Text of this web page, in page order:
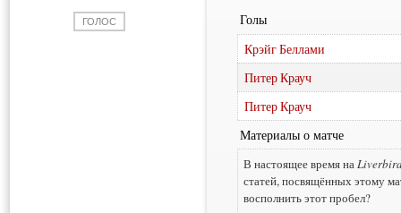
Голы
Крэйг Беллами
Питер Крауч
Питер Крауч
Материалы о матче
В настоящее время на
статей, посвящённых этому
восполнить этот пробел?